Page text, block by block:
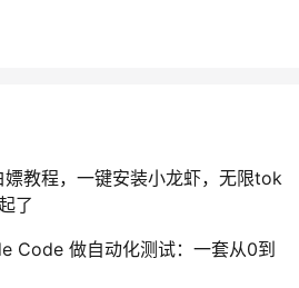
教程，一键安装小龙虾，无限tok
了
Code 做自动化测试：一套从0到